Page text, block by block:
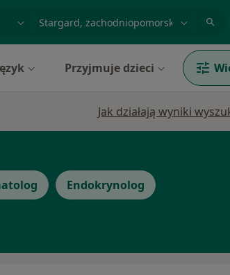
Przyjmuje dzieci
Jak działają wyniki
Endokrynolog